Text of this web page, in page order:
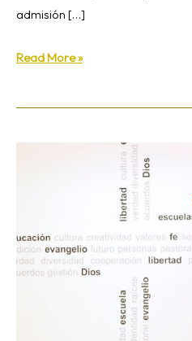
admisión […]
Read More »
como
secretario